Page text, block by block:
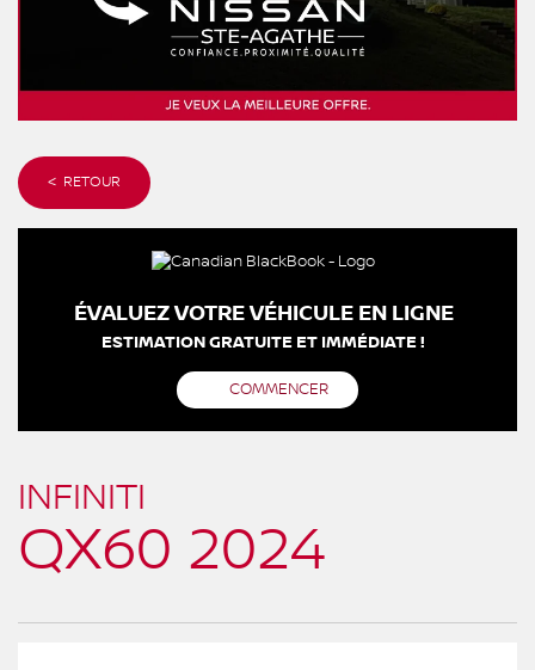
< RETOUR
ÉVALUEZ VOTRE VÉHICULE EN LIGNE
ESTIMATION GRATUITE ET IMMÉDIATE !
COMMENCER
INFINITI
QX60 2024